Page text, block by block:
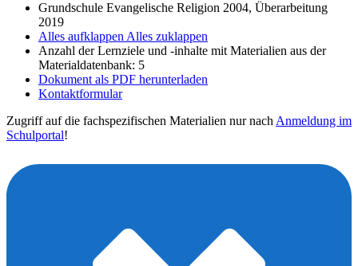
Grundschule Evangelische Religion 2004, Überarbeitung
2019
Alles aufklappen Alles zuklappen
Anzahl der Lernziele und -inhalte mit Materialien aus der
Materialdatenbank: 5
Dokument als PDF herunterladen
Kontaktformular
Zugriff auf die fachspezifischen Materialien nur nach Anmeldung im
Schulportal!